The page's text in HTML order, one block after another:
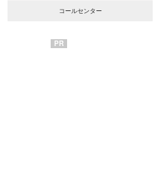
コールセンター
PR